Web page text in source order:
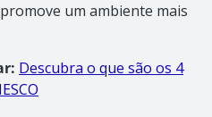
um ambiente mais
Descubra o que são os 4